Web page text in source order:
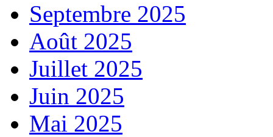
Septembre 2025
Août 2025
Juillet 2025
Juin 2025
Mai 2025